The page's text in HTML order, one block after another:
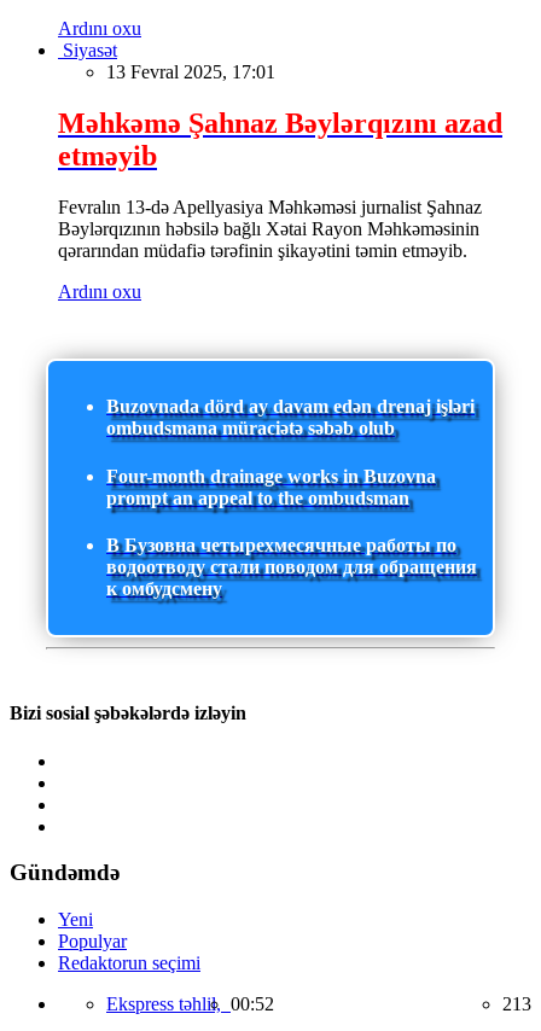
Ardını oxu
Siyasət
13 Fevral 2025, 17:01
Məhkəmə Şahnaz Bəylərqızını azad
etməyib
Fevralın 13-də Apellyasiya Məhkəməsi jurnalist Şahnaz
Bəylərqızının həbsilə bağlı Xətai Rayon Məhkəməsinin
qərarından müdafiə tərəfinin şikayətini təmin etməyib.
Ardını oxu
Buzovnada dörd ay davam edən drenaj işləri
ombudsmana müraciətə səbəb olub
Four-month drainage works in Buzovna
prompt an appeal to the ombudsman
В Бузовна четырехмесячные работы по
водоотводу стали поводом для обращения
к омбудсмену
Bizi sosial şəbəkələrdə izləyin
Gündəmdə
Yeni
Populyar
Redaktorun seçimi
Ekspress təhlil, 00:52 213